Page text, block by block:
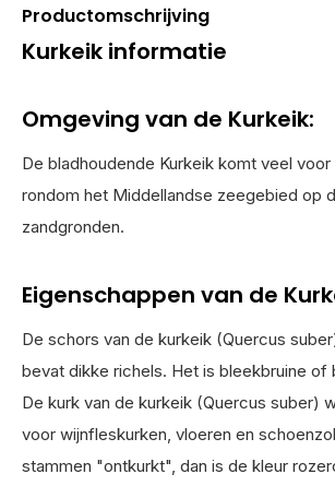
Productomschrijving
Kurkeik informatie
Omgeving van de Kurkeik:
De bladhoudende Kurkeik komt veel voor
rondom het Middellandse zeegebied op
zandgronden.
Eigenschappen van de
De schors van de kurkeik (Quercus
bevat dikke richels. Het is bleekbruine of
De kurk van de kurkeik (Quercus suber)
voor wijnfleskurken, vloeren en
stammen "ontkurkt", dan is de kleur